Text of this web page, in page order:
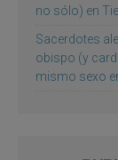
no sólo) en
Sacerdotes
obispo (y
mismo sexo